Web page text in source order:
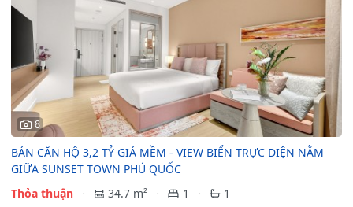
8
BÁN CĂN HỘ 3,2 TỶ GIÁ MỀM - VIEW BIỂN TRỰC DIỆN NẰM
GIỮA SUNSET TOWN PHÚ QUỐC
Thỏa thuận
34.7 m² 1
1